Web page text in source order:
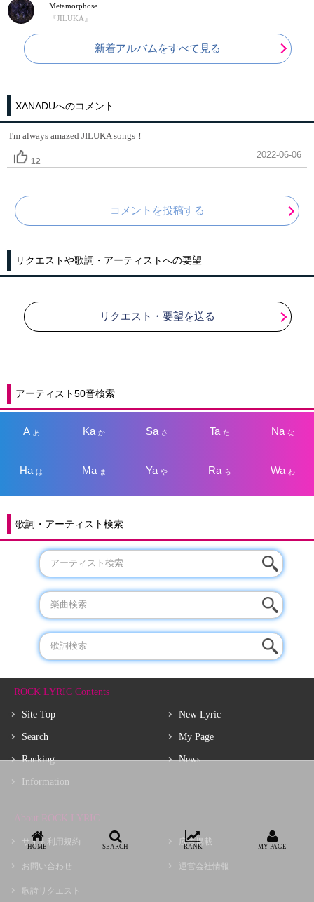
Metamorphose
『JILUKA』
新着アルバムをすべて見る
XANADUへのコメント
I'm always amazed JILUKA songs！
12
2022-06-06
コメントを投稿する
リクエストや歌詞・アーティストへの要望
リクエスト・要望を送る
アーティスト50音検索
A あ Kaか Sa さ Taた Na な
Haは Ma ま Yaや Ra ら Wa わ
歌詞・アーティスト検索
ROCK LYRIC Contents
Site Top
Search
Ranking
Information
New Lyric
My Page
News
About ROCK LYRIC
サイト利用規約
お問い合わせ
歌詩リクエスト
広告掲載
運営会社情報
HOME SEARCH RANK MY PAGE